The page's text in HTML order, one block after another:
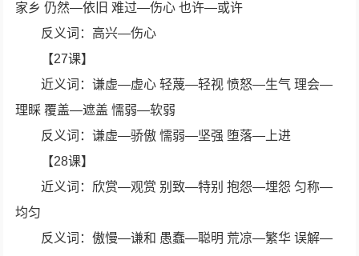
家乡 仍然—依旧 难过—伤心 也许—或许
反义词：高兴—伤心
【27课】
近义词：谦虚—虚心 轻蔑—轻视 愤怒—生气 理会—
理睬 覆盖—遮盖 懦弱—软弱
反义词：谦虚—骄傲 懦弱—坚强 堕落—上进
【28课】
近义词：欣赏—观赏 别致—特别 抱怨—埋怨 匀称—
均匀
反义词：傲慢—谦和 愚蠢—聪明 荒凉—繁华 误解—